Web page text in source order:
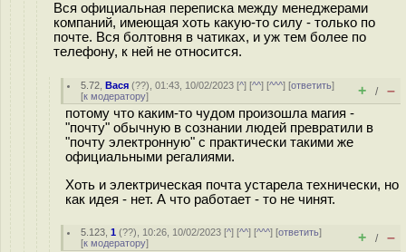
Вся официальная переписка между менеджерами
компаний, имеющая хоть какую-то силу - только по
почте. Вся болтовня в чатиках, и уж тем более по
телефону, к ней не относится.
5.72 ,Вася (??), 01:43, 10/02/2023 [^] [^^] [^^^] [ответить]
[к модератору] + / –
потому что каким-то чудом произошла магия -
"почту" обычную в сознании людей превратили в
"почту электронную" с практически такими же
официальными регалиями.
Хоть и электрическая почта устарела технически, но
как идея - нет. А что работает - то не чинят.
5.123 ,1 (??), 10:26, 10/02/2023 [^] [^^] [^^^] [ответить]
[к модератору] + / –